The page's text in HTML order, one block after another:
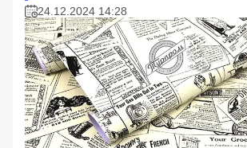
24.12.2024 14:28